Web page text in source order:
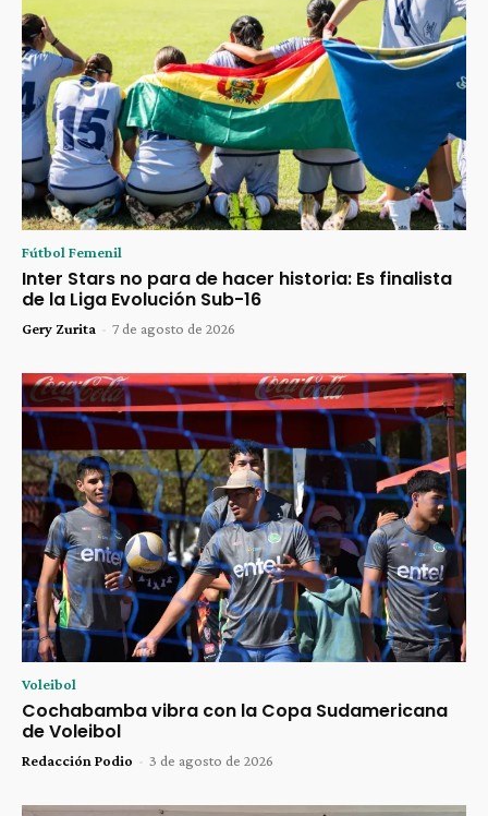
Fútbol Femenil
Inter Stars no para de hacer historia: Es finalista
de la Liga Evolución Sub-16
Gery Zurita - 7 de agosto de 2026
Voleibol
Cochabamba vibra con la Copa Sudamericana
de Voleibol
Redacción Podio - 3 de agosto de 2026